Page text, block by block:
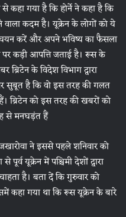
कहा गया है कि होर्ने ने कहा है कि
कदम है। यूक्रेन के लोगों को ये
करें और अपने भविष्‍य का फैसला
कड़ी आपत्ति जताई है। रूस के
के विदेश विभाग द्वारा
सुबूत है कि वो इस तरह की गलत
ब्रिटेन को इस तरह की खबरों को
से मनघड़ंत हैं
ने इससे पहले शनिवार को
यूक्रेन में पश्चिमी देशों द्वारा
है। बता दें कि गुरुवार को
कहा गया था कि रूस यूक्रेन के बारे